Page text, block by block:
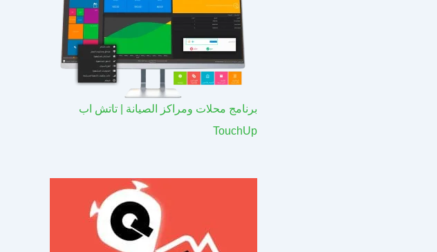
برنامج محلات ومراكز الصيانة | تاتش اب
TouchUp